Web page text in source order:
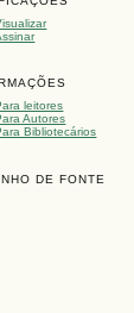
leitores
Autores
Bibliotecários
DE FONTE